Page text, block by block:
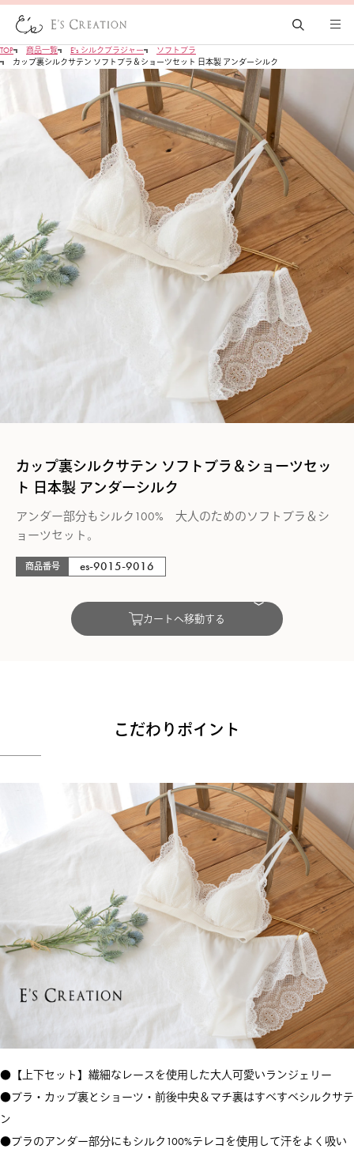
TOP 商品一覧 E's シルクブラジャー
ソフトブラ
カップ裏シルクサテン ソフトブラ＆ショーツセット 日本製 アンダーシルク
カップ裏シルクサテン ソフトブラ＆ショーツセッ
ト 日本製 アンダーシルク
アンダー部分もシルク100% 大人のためのソフトブラ＆シ
ョーツセット。
商品番号 es-9015-9016
カートへ移動する
こだわりポイント
●【上下セット】繊細なレースを使用した大人可愛いランジェリー
●ブラ・カップ裏とショーツ・前後中央＆マチ裏はすべすべシルクサテ
ン
●ブラのアンダー部分にもシルク100%テレコを使用して汗をよく吸い